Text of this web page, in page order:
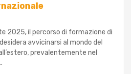
2025, il percorso di formazione di
avvicinarsi al mondo del
prevalentemente nel